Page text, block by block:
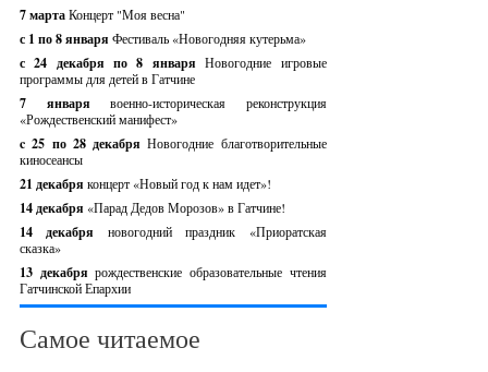
7 мартаКонцерт "Моя весна"
с 1 по 8 января Фестиваль «Новогодняя кутерьма»
с 24 декабря по 8 январяНовогодние игровые
программы для детей в Гатчине
7 январявоенно-историческая реконструкция
«Рождественский манифест»
c 25 по 28 декабряНовогодние благотворительные
киносеансы
21 декабря концерт «Новый год к нам идет»!
14 декабря «Парад Дедов Морозов» в Гатчине!
14 декабря новогодний праздник «Приоратская
сказка»
13 декабрярождественские образовательные чтения
Гатчинской Епархии
Самое читаемое